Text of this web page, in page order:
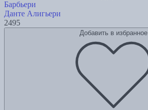
Барбьери
Данте Алигьери
2495
Добавить в избранное